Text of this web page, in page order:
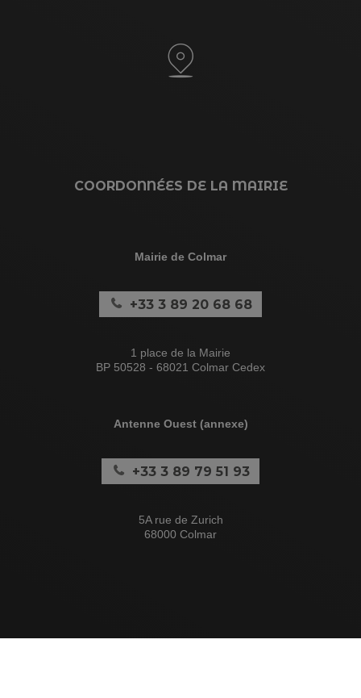
COORDONNÉES DE LA MAIRIE
Mairie de Colmar
+33 3 89 20 68 68
1 place de la Mairie
BP 50528 - 68021 Colmar Cedex
Antenne Ouest (annexe)
+33 3 89 79 51 93
5A rue de Zurich
68000 Colmar